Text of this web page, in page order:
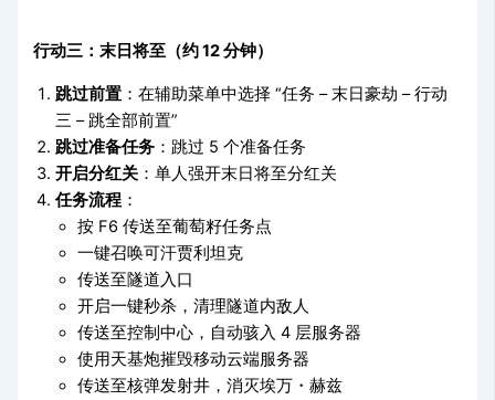
行动三：末日将至（约 12 分钟）
跳过前置 ：在辅助菜单中选择 “任务 – 末日豪劫 – 行动
三 – 跳全部前置”
跳过准备任务 ：跳过 5 个准备任务
开启分红关 ：单人强开末日将至分红关
任务流程 ：
按 F6 传送至葡萄籽任务点
一键召唤可汗贾利坦克
传送至隧道入口
开启一键秒杀，清理隧道内敌人
传送至控制中心，自动骇入 4 层服务器
使用天基炮摧毁移动云端服务器
传送至核弹发射井，消灭埃万・赫兹